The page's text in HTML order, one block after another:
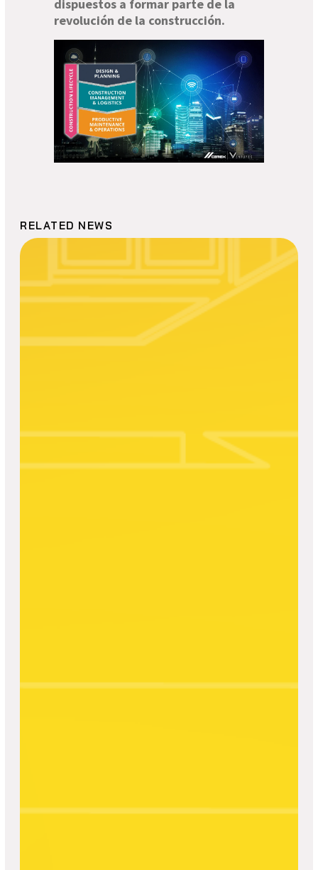
dispuestos a formar parte de la
revolución de la construcción.
RELATED NEWS